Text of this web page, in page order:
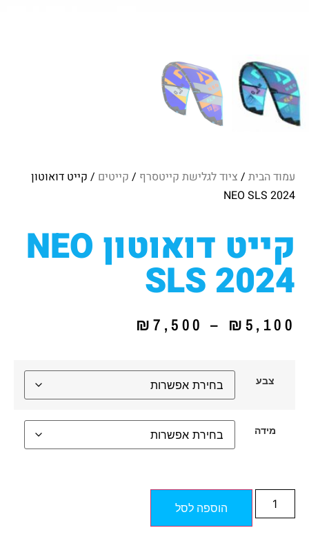
עמוד הבית / ציוד לגלישת קייטסרף / קייטים / קייט דואוטון
NEO SLS 2024
קייט דואוטון NEO
SLS 2024
₪5,100
–
₪7,500
צבע
מידה
הוספה לסל